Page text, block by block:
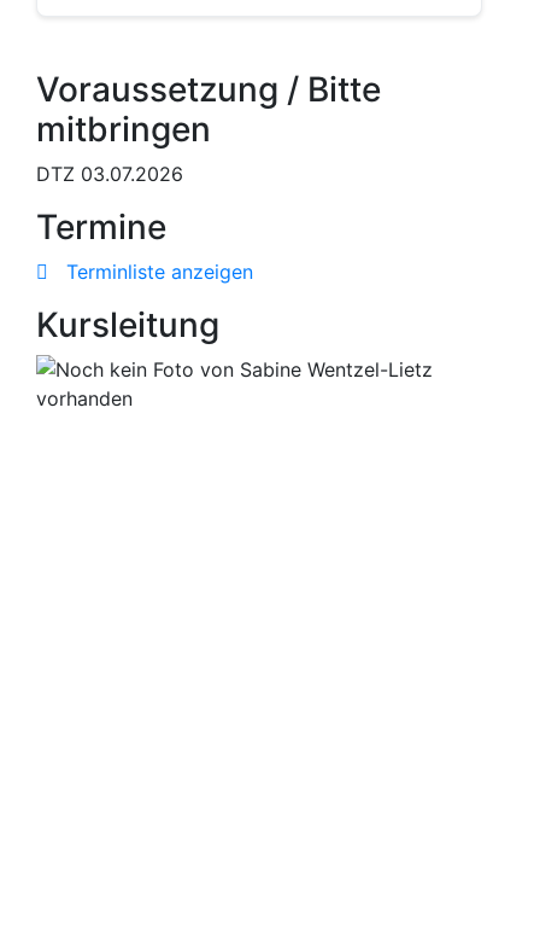
Voraussetzung / Bitte
mitbringen
DTZ 03.07.2026
Termine
Terminliste anzeigen
Kursleitung